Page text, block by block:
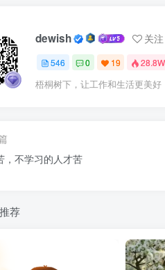
dewish 关注
546 0 19
梧桐树下，让工作和生活更美好
，不学习的人才苦
荐